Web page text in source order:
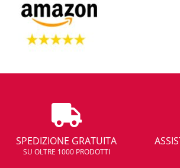
SPEDIZIONE GRATUITA
SU OLTRE 1000 PRODOTTI